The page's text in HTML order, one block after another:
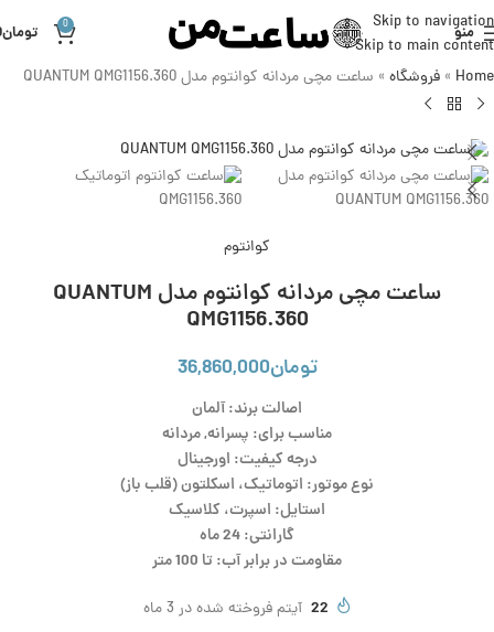
Skip to navigation
Skip to main content
منو 0 تومان
Home
» فروشگاه » ساعت مچی مردانه کوانتوم مدل QUANTUM QMG1156.360
کوانتوم
ساعت مچی مردانه کوانتوم مدل QUANTUM
QMG1156.360
تومان36,860,000
اصالت برند: آلمان
مناسب برای: پسرانه, مردانه
درجه کیفیت: اورجینال
نوع موتور: اتوماتیک، اسکلتون (قلب باز)
استایل: اسپرت، کلاسیک
گارانتی: 24 ماه
مقاومت در برابر آب: تا 100 متر
22 آیتم فروخته شده در 3 ماه